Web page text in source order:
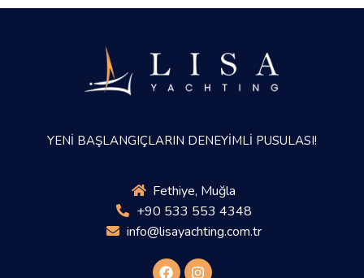
YENİ BAŞLANGIÇLARIN DENEYİMLİ PUSULASI!
Fethiye, Muğla
+90 533 553 4348
info@lisayachting.com.tr